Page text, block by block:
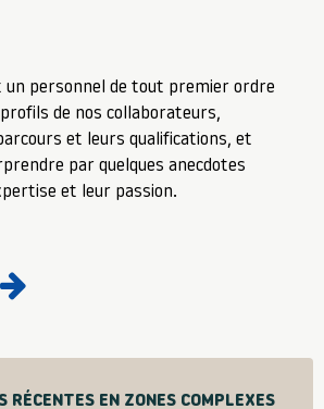
un personnel de tout premier ordre
de nos collaborateurs,
et leurs qualifications, et
par quelques anecdotes
et leur passion.
RÉCENTES EN ZONES COMPLEXES